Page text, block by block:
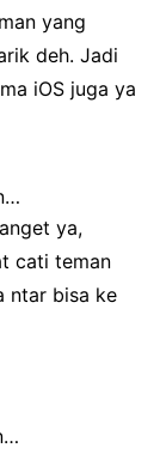
yang
deh. Jadi
iOS juga ya
ya,
cati teman
ntar bisa ke